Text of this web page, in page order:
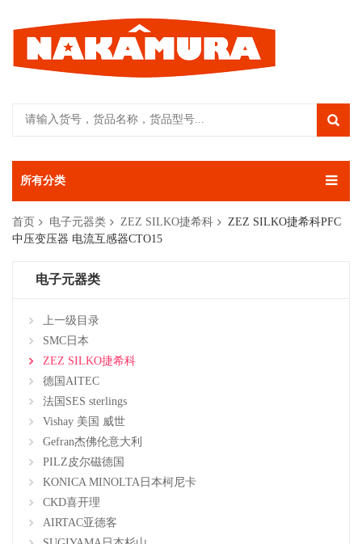
所有分类
首页 电子元器类 ZEZ SILKO捷希科
ZEZ SILKO捷希科PFC
中压变压器 电流互感器CTO15
电子元器类
上一级目录
SMC日本
ZEZ SILKO捷希科
德国AITEC
法国SES sterlings
Vishay 美国 威世
Gefran杰佛伦意大利
PILZ皮尔磁德国
KONICA MINOLTA日本柯尼卡
CKD喜开理
AIRTAC亚德客